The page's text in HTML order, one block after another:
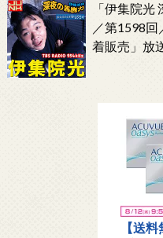
「伊集院
／第1598
着販売」放